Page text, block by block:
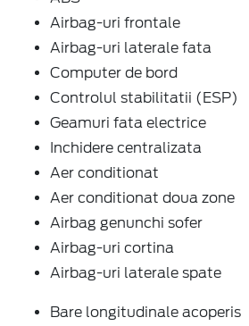
Airbag-uri frontale
Airbag-uri laterale fata
Computer de bord
Controlul stabilitatii (ESP)
Geamuri fata electrice
Inchidere centralizata
Aer conditionat
Aer conditionat doua zone
Airbag genunchi sofer
Airbag-uri cortina
Airbag-uri laterale spate
Bare longitudinale acoperis